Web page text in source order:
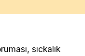
sıckalık